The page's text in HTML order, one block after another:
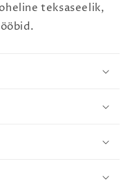
teksaseelik,